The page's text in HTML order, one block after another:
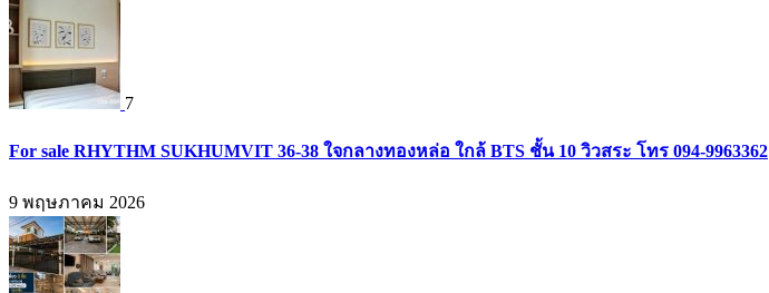
7
For sale RHYTHM SUKHUMVIT 36-38 ใจกลางทองหล่อ ใกล้ BTS ชั้น 10 วิวสระ โทร 094-9963362
9 พฤษภาคม 2026